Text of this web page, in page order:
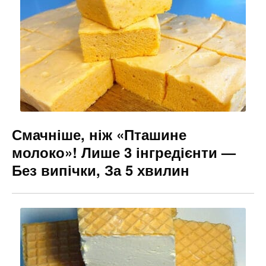
o
o
k
m n
g
er
Смачніше, ніж «Пташине
молоко»! Лише 3 інгредієнти —
Без випічки, За 5 хвилин